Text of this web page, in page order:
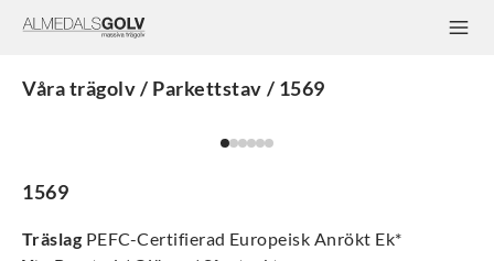
Våra trägolv / Parkettstav / 1569
1569
Träslag PEFC-Certifierad Europeisk Anrökt Ek*